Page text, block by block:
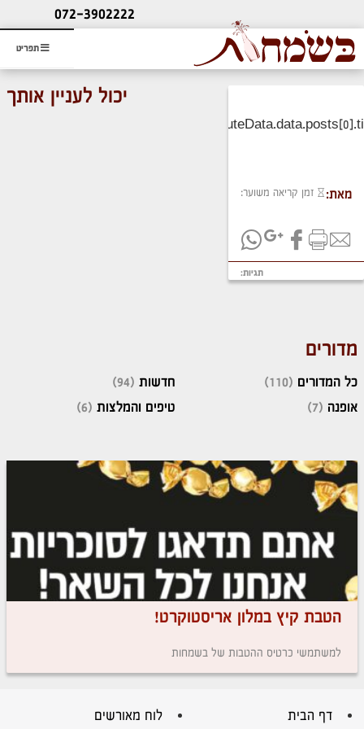
תפריט
ליעוץ חינם
והזמנת כרטיס שמחות
072-3902222
מאת: זמן קריאה משוער:
תגיות:
יכול לעניין אותך
מדורים
כל המדורים (110)
אופנה (7)
חדשות (94)
טיפים והמלצות (6)
הטבת קיץ במלון אריסטוקרט!
למשתמשי כרטיס ההטבות של בשמחות
דף הבית לוח מאורשים